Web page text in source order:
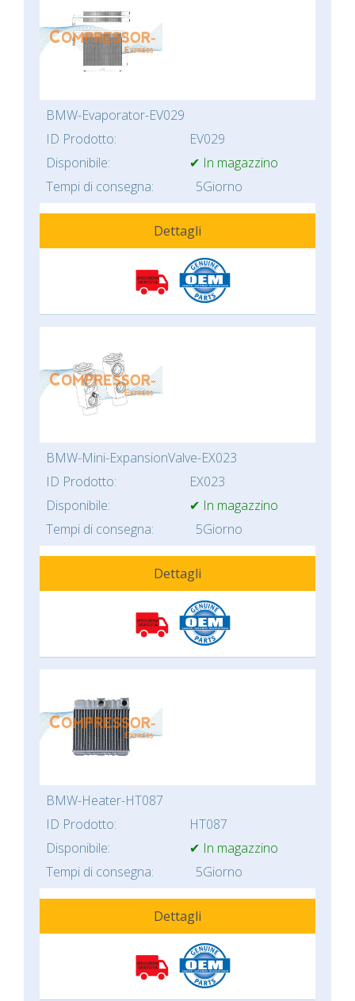
BMW-Evaporator-EV029
ID Prodotto:
EV029
Disponibile:
✔ In magazzino
Tempi di consegna:
5Giorno
Dettagli
BMW-Mini-ExpansionValve-EX023
ID Prodotto:
EX023
Disponibile:
✔ In magazzino
Tempi di consegna:
5Giorno
Dettagli
BMW-Heater-HT087
ID Prodotto:
HT087
Disponibile:
✔ In magazzino
Tempi di consegna:
5Giorno
Dettagli